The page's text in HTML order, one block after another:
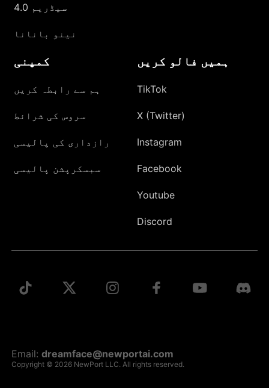
سیڈریم 4.0
نینو بانانا
کمپنی
ہم سے رابطہ کریں
سروس کی شرائط
رازداری کی پالیسی
سبسکرپشن پالیسی
ہمیں فالو کریں
TikTok
X (Twitter)
Instagram
Facebook
Youtube
Discord
Email:dreamface@newportai.com